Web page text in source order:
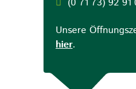
Unsere
hier.